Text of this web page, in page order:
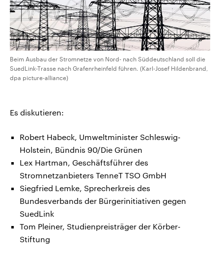
Beim Ausbau der Stromnetze von Nord- nach Süddeutschland soll die
SuedLink-Trasse nach Grafenrheinfeld führen. (Karl-Josef Hildenbrand,
dpa picture-alliance)
Es diskutieren:
Robert Habeck, Umweltminister Schleswig-
Holstein, Bündnis 90/Die Grünen
Lex Hartman, Geschäftsführer des
Stromnetzanbieters TenneT TSO GmbH
Siegfried Lemke, Sprecherkreis des
Bundesverbands der Bürgerinitiativen gegen
SuedLink
Tom Pleiner, Studienpreisträger der Körber-
Stiftung